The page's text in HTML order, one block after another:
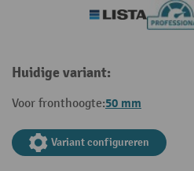
Huidige variant:
Voor fronthoogte:50 mm
Variant configureren